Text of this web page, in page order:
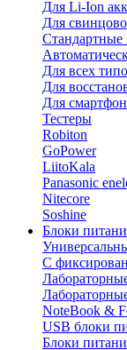
Для Li-Ion
Для
Для всех
Для
Для
Тестеры
Robiton
GoPower
LiitoKala
Panasonic
Nitecore
Soshine
Блоки
C
NoteBook &
USB блоки
Блоки